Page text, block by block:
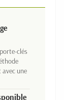
clés
une